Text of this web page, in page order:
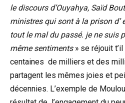
le discours d’Ouyahya, Saïd
ministres qui sont à la prison d’
tout le mal du passé. je ne suis
même sentiments» se réjouit
centaines de milliers et des
partagent les mêmes joies et
décennies. L’exemple de